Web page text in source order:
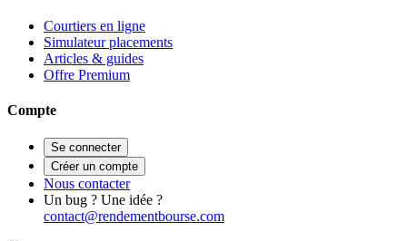
Courtiers en ligne
Simulateur placements
Articles & guides
Offre Premium
Compte
Se connecter
Créer un compte
Nous contacter
Un bug ? Une idée ?
contact@rendementbourse.com